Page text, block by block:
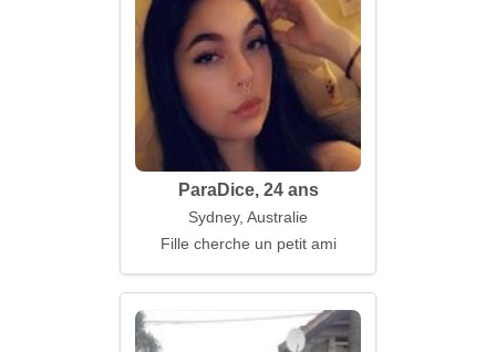
ParaDice, 24 ans
Sydney, Australie
Fille cherche un petit ami